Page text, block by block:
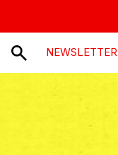
NEWSLETTER